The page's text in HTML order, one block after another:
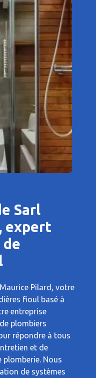
Sarl
expert
Pilard, votre
fioul basé à
entreprise
plombiers
répondre à tous
et de
plomberie. Nous
de systèmes